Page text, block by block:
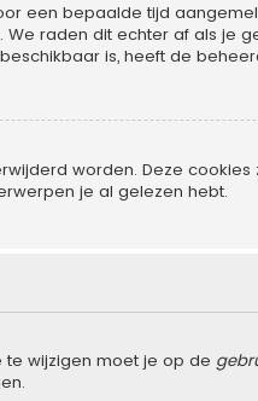
een bepaalde tijd
raden dit echter af als je
is, heeft de
worden. Deze
je al gelezen hebt.
wijzigen moet je op de